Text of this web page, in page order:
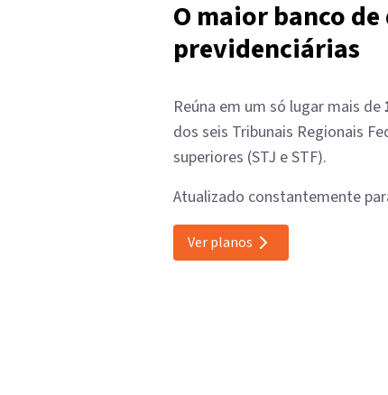
O maior banco de
previdenciárias
Reúna em um só lugar mais de
dos seis Tribunais Regionais
superiores (STJ e STF).
Atualizado constantemente
Ver planos